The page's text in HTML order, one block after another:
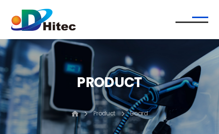
PRODUCT
Product Board